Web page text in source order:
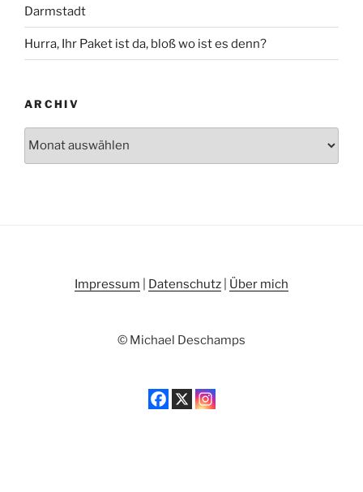
Darmstadt
Hurra, Ihr Paket ist da, bloß wo ist es denn?
ARCHIV
Impressum Datenschutz Über mich
© Michael Deschamps